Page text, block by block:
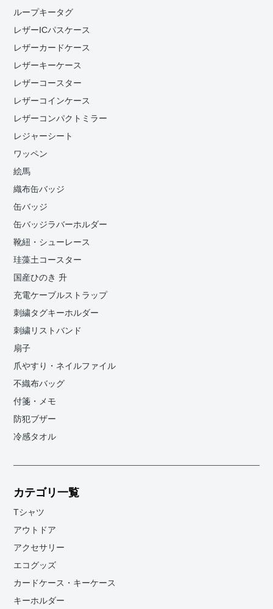
ループキータグ
レザーICパスケース
レザーカードケース
レザーキーケース
レザーコースター
レザーコインケース
レザーコンパクトミラー
レジャーシート
ワッペン
絵馬
織布缶バッジ
缶バッジ
缶バッジラバーホルダー
靴紐・シューレース
珪藻土コースター
国産ひのき 升
充電ケーブルストラップ
刺繍タグキーホルダー
刺繍リストバンド
扇子
爪やすり・ネイルファイル
不織布バッグ
付箋・メモ
防犯ブザー
冷感タオル
カテゴリ一覧
Tシャツ
アウトドア
アクセサリー
エコグッズ
カードケース・キーケース
キーホルダー